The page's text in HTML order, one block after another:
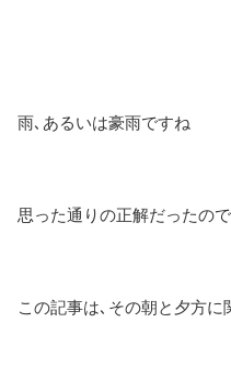
雨､あるいは豪雨ですね
思った通りの正解だったの
この記事は､その朝と夕方に